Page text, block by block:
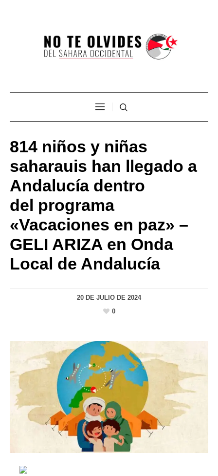
814 niños y niñas
saharauis han llegado a
Andalucía dentro
del programa
«Vacaciones en paz» –
GELI ARIZA en Onda
Local de Andalucía
20 DE JULIO DE 2024
0